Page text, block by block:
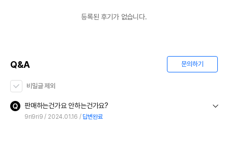
등록된 후기가 없습니다.
Q&A 문의하기
비밀글 제외
판매하는건가요 안하는건가요?
9ri9ri9 2024.01.16 답변완료